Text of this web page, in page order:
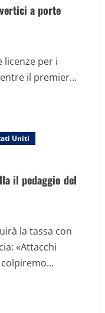
a porte
licenze per i
il premier...
Uniti
il pedaggio del
la tassa con
«Attacchi